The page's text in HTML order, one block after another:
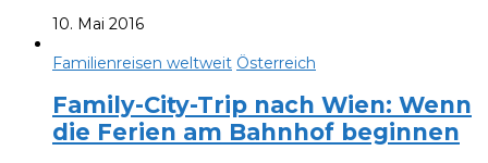
10. Mai 2016
Familienreisen weltweit Österreich
Family-City-Trip nach Wien: Wenn
die Ferien am Bahnhof beginnen